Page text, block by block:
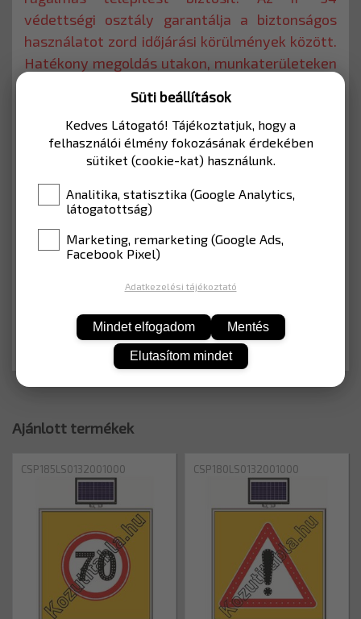
védettségi osztály garantálja a biztonságos
használatot zord időjárási körülmények között.
Hatékony megoldás utakon, munkaterületeken
megfelelő környezetben.
MÉRET 1320x1000 mm
170 586 Ft
Nettó: 134 320 Ft
KOSÁRBA
Ajánlott termékek
CSP185LS0132001000 CSP180LS0132001000
Süti beállítások
Kedves Látogató! Tájékoztatjuk, hogy a
felhasználói élmény fokozásának érdekében
sütiket (cookie-kat) használunk.
Analitika, statisztika (Google Analytics,
látogatottság)
Marketing, remarketing (Google Ads,
Facebook Pixel)
Adatkezelési tájékoztató
Mindet elfogadom Mentés
Elutasítom mindet